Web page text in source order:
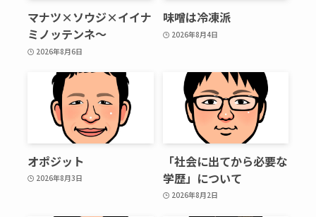
マナツ×ソウジ×イイナ
ミノッテンネ～
2026年8月6日
味噌は冷凍派
2026年8月4日
オポジット
2026年8月3日
「社会に出てから必要な
学歴」について
2026年8月2日